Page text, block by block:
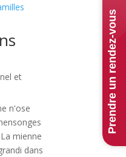
et
n'ose
mienne
dans
Prendre un rendez-vous